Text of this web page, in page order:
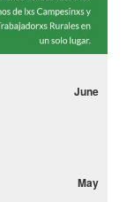
June
May